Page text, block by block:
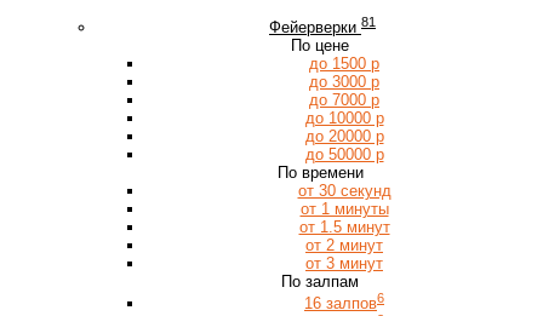
Фейерверки 81
По цене
до 1500 р
до 3000 р
до 7000 р
до 10000 р
до 20000 р
до 50000 р
По времени
от 30 секунд
от 1 минуты
от 1.5 минут
от 2 минут
от 3 минут
По залпам
16 залпов6